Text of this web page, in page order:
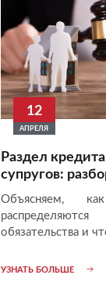
12
АПРЕЛЯ
Раздел
супругов:
Объясняем,
обязательства и
УЗНАТЬ БОЛЬШЕ